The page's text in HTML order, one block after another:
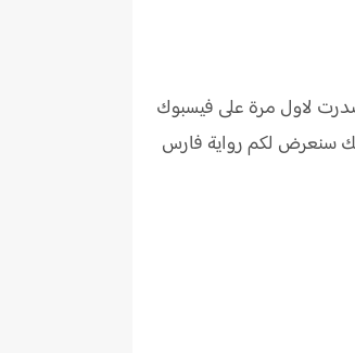
لاول مرة على فيسبوك
سنعرض لكم رواية فارس